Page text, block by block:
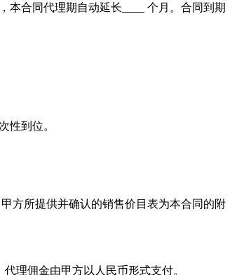
本合同代理期自动延长____ 个月。合同到期
性到位。
方所提供并确认的销售价目表为本合同的附
理佣金由甲方以人民币形式支付。